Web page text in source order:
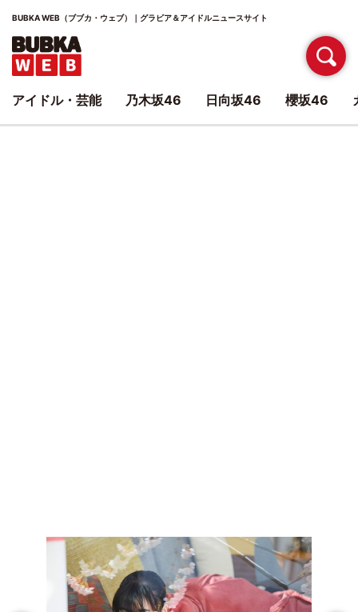
BUBKA WEB（ブブカ・ウェブ）｜グラビア＆アイドルニュースサイト
アイドル・芸能 乃木坂46 日向坂46 櫻坂46